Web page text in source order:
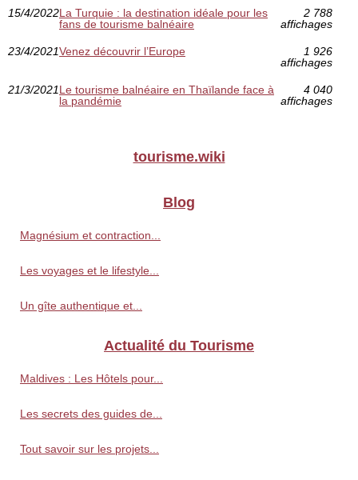
15/4/2022La Turquie : la destination idéale pour les
fans de tourisme balnéaire
2 788
affichages
23/4/2021Venez découvrir l’Europe
1 926
affichages
21/3/2021Le tourisme balnéaire en Thaïlande face à
la pandémie
4 040
affichages
tourisme.wiki
Blog
Magnésium et contraction...
Les voyages et le lifestyle...
Un gîte authentique et...
Actualité du Tourisme
Maldives : Les Hôtels pour...
Les secrets des guides de...
Tout savoir sur les projets...